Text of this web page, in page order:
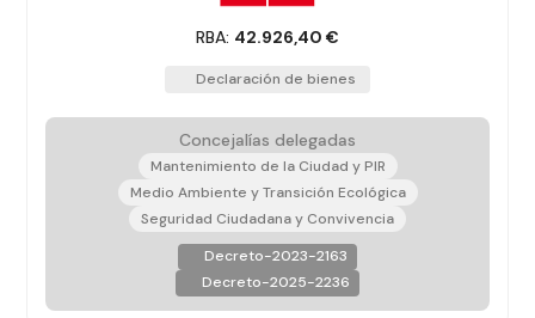
RBA: 42.926,40 €
Declaración de bienes
Concejalías delegadas
Mantenimiento de la Ciudad y PIR
Medio Ambiente y Transición Ecológica
Seguridad Ciudadana y Convivencia
Decreto-2023-2163
Decreto-2025-2236